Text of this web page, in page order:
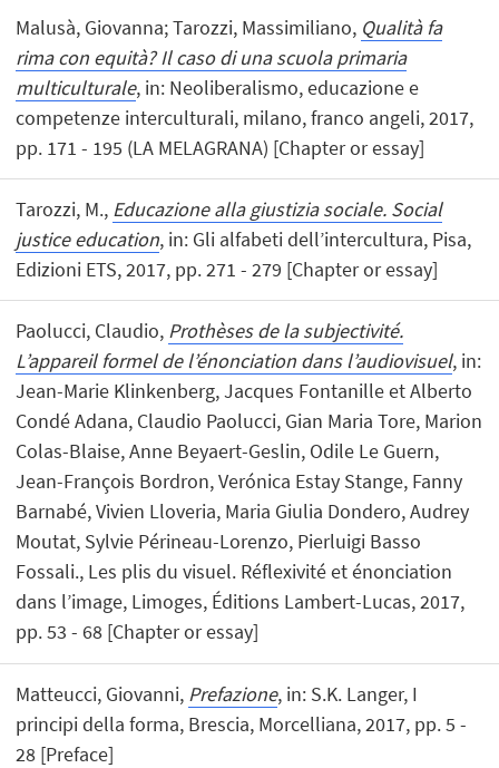
Malusà, Giovanna; Tarozzi, Massimiliano, Qualità fa
rima con equità? Il caso di una scuola primaria
multiculturale, in: Neoliberalismo, educazione e
competenze interculturali, milano, franco angeli, 2017,
pp. 171 - 195 (LA MELAGRANA) [Chapter or essay]
Tarozzi, M., Educazione alla giustizia sociale. Social
justice education, in: Gli alfabeti dell’intercultura, Pisa,
Edizioni ETS, 2017, pp. 271 - 279 [Chapter or essay]
Paolucci, Claudio, Prothèses de la subjectivité.
L’appareil formel de l’énonciation dans l’audiovisuel, in:
Jean-Marie Klinkenberg, Jacques Fontanille et Alberto
Condé Adana, Claudio Paolucci, Gian Maria Tore, Marion
Colas-Blaise, Anne Beyaert-Geslin, Odile Le Guern,
Jean-François Bordron, Verónica Estay Stange, Fanny
Barnabé, Vivien Lloveria, Maria Giulia Dondero, Audrey
Moutat, Sylvie Périneau-Lorenzo, Pierluigi Basso
Fossali., Les plis du visuel. Réflexivité et énonciation
dans l’image, Limoges, Éditions Lambert-Lucas, 2017,
pp. 53 - 68 [Chapter or essay]
Matteucci, Giovanni, Prefazione, in: S.K. Langer, I
principi della forma, Brescia, Morcelliana, 2017, pp. 5 -
28 [Preface]